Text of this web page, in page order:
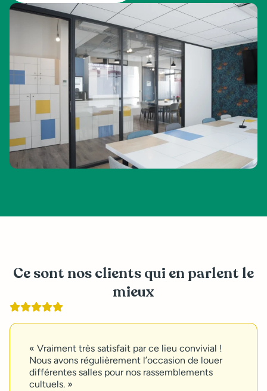
Ce sont nos clients qui en parlent le
mieux
« Vraiment très satisfait par ce lieu convivial !
Nous avons régulièrement l’occasion de louer
différentes salles pour nos rassemblements
cultuels. »